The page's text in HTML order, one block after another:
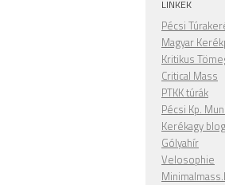
LINKEK
Pécsi
Magyar
Kritikus
Critical Mass
PTKK túrák
Pécsi Kp.
Kerékagy blog
Gólyahír
Velosophie